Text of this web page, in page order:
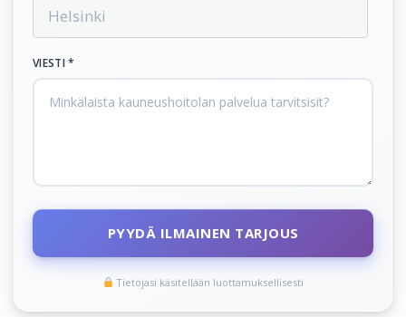
VIESTI *
PYYDÄ ILMAINEN TARJOUS
Tietojasi käsitellään luottamuksellisesti